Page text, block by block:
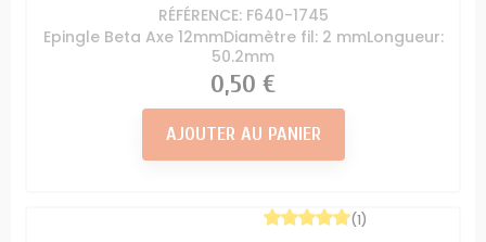
RÉFÉRENCE: F640-1745
Epingle Beta Axe 12mmDiamètre fil: 2 mmLongueur:
50.2mm
Prix
0,50 €
AJOUTER AU PANIER
(1)